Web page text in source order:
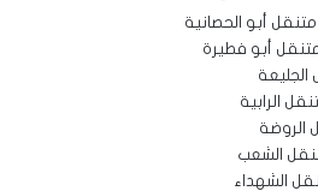
أبو الحصانية
أبو فطيرة
الجليعة
الرابية
الروضة
الشعب
الشهداء